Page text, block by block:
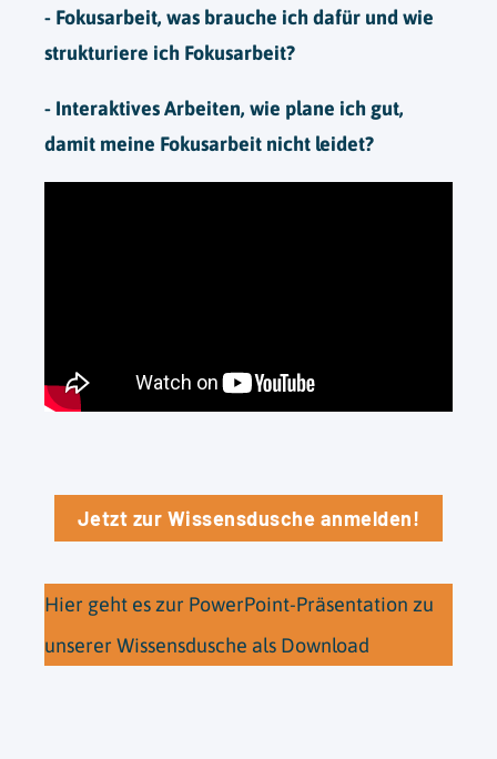
- Fokusarbeit, was brauche ich dafür und wie
strukturiere ich Fokusarbeit?
- Interaktives Arbeiten, wie plane ich gut,
damit meine Fokusarbeit nicht leidet?
Jetzt zur Wissensdusche anmelden!
Hier geht es zur PowerPoint-Präsentation zu
unserer Wissensdusche als Download